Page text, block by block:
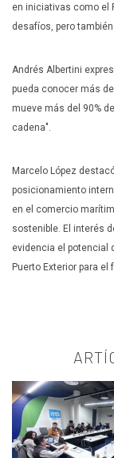
en iniciativas como el
desafíos, pero
Andrés Albertini
pueda conocer más
mueve más del 90%
cadena".
Marcelo López
posicionamiento
en el comercio
sostenible. El interés
evidencia el potencial
Puerto Exterior para el